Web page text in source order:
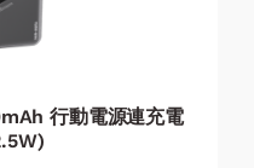
行動電源連充電